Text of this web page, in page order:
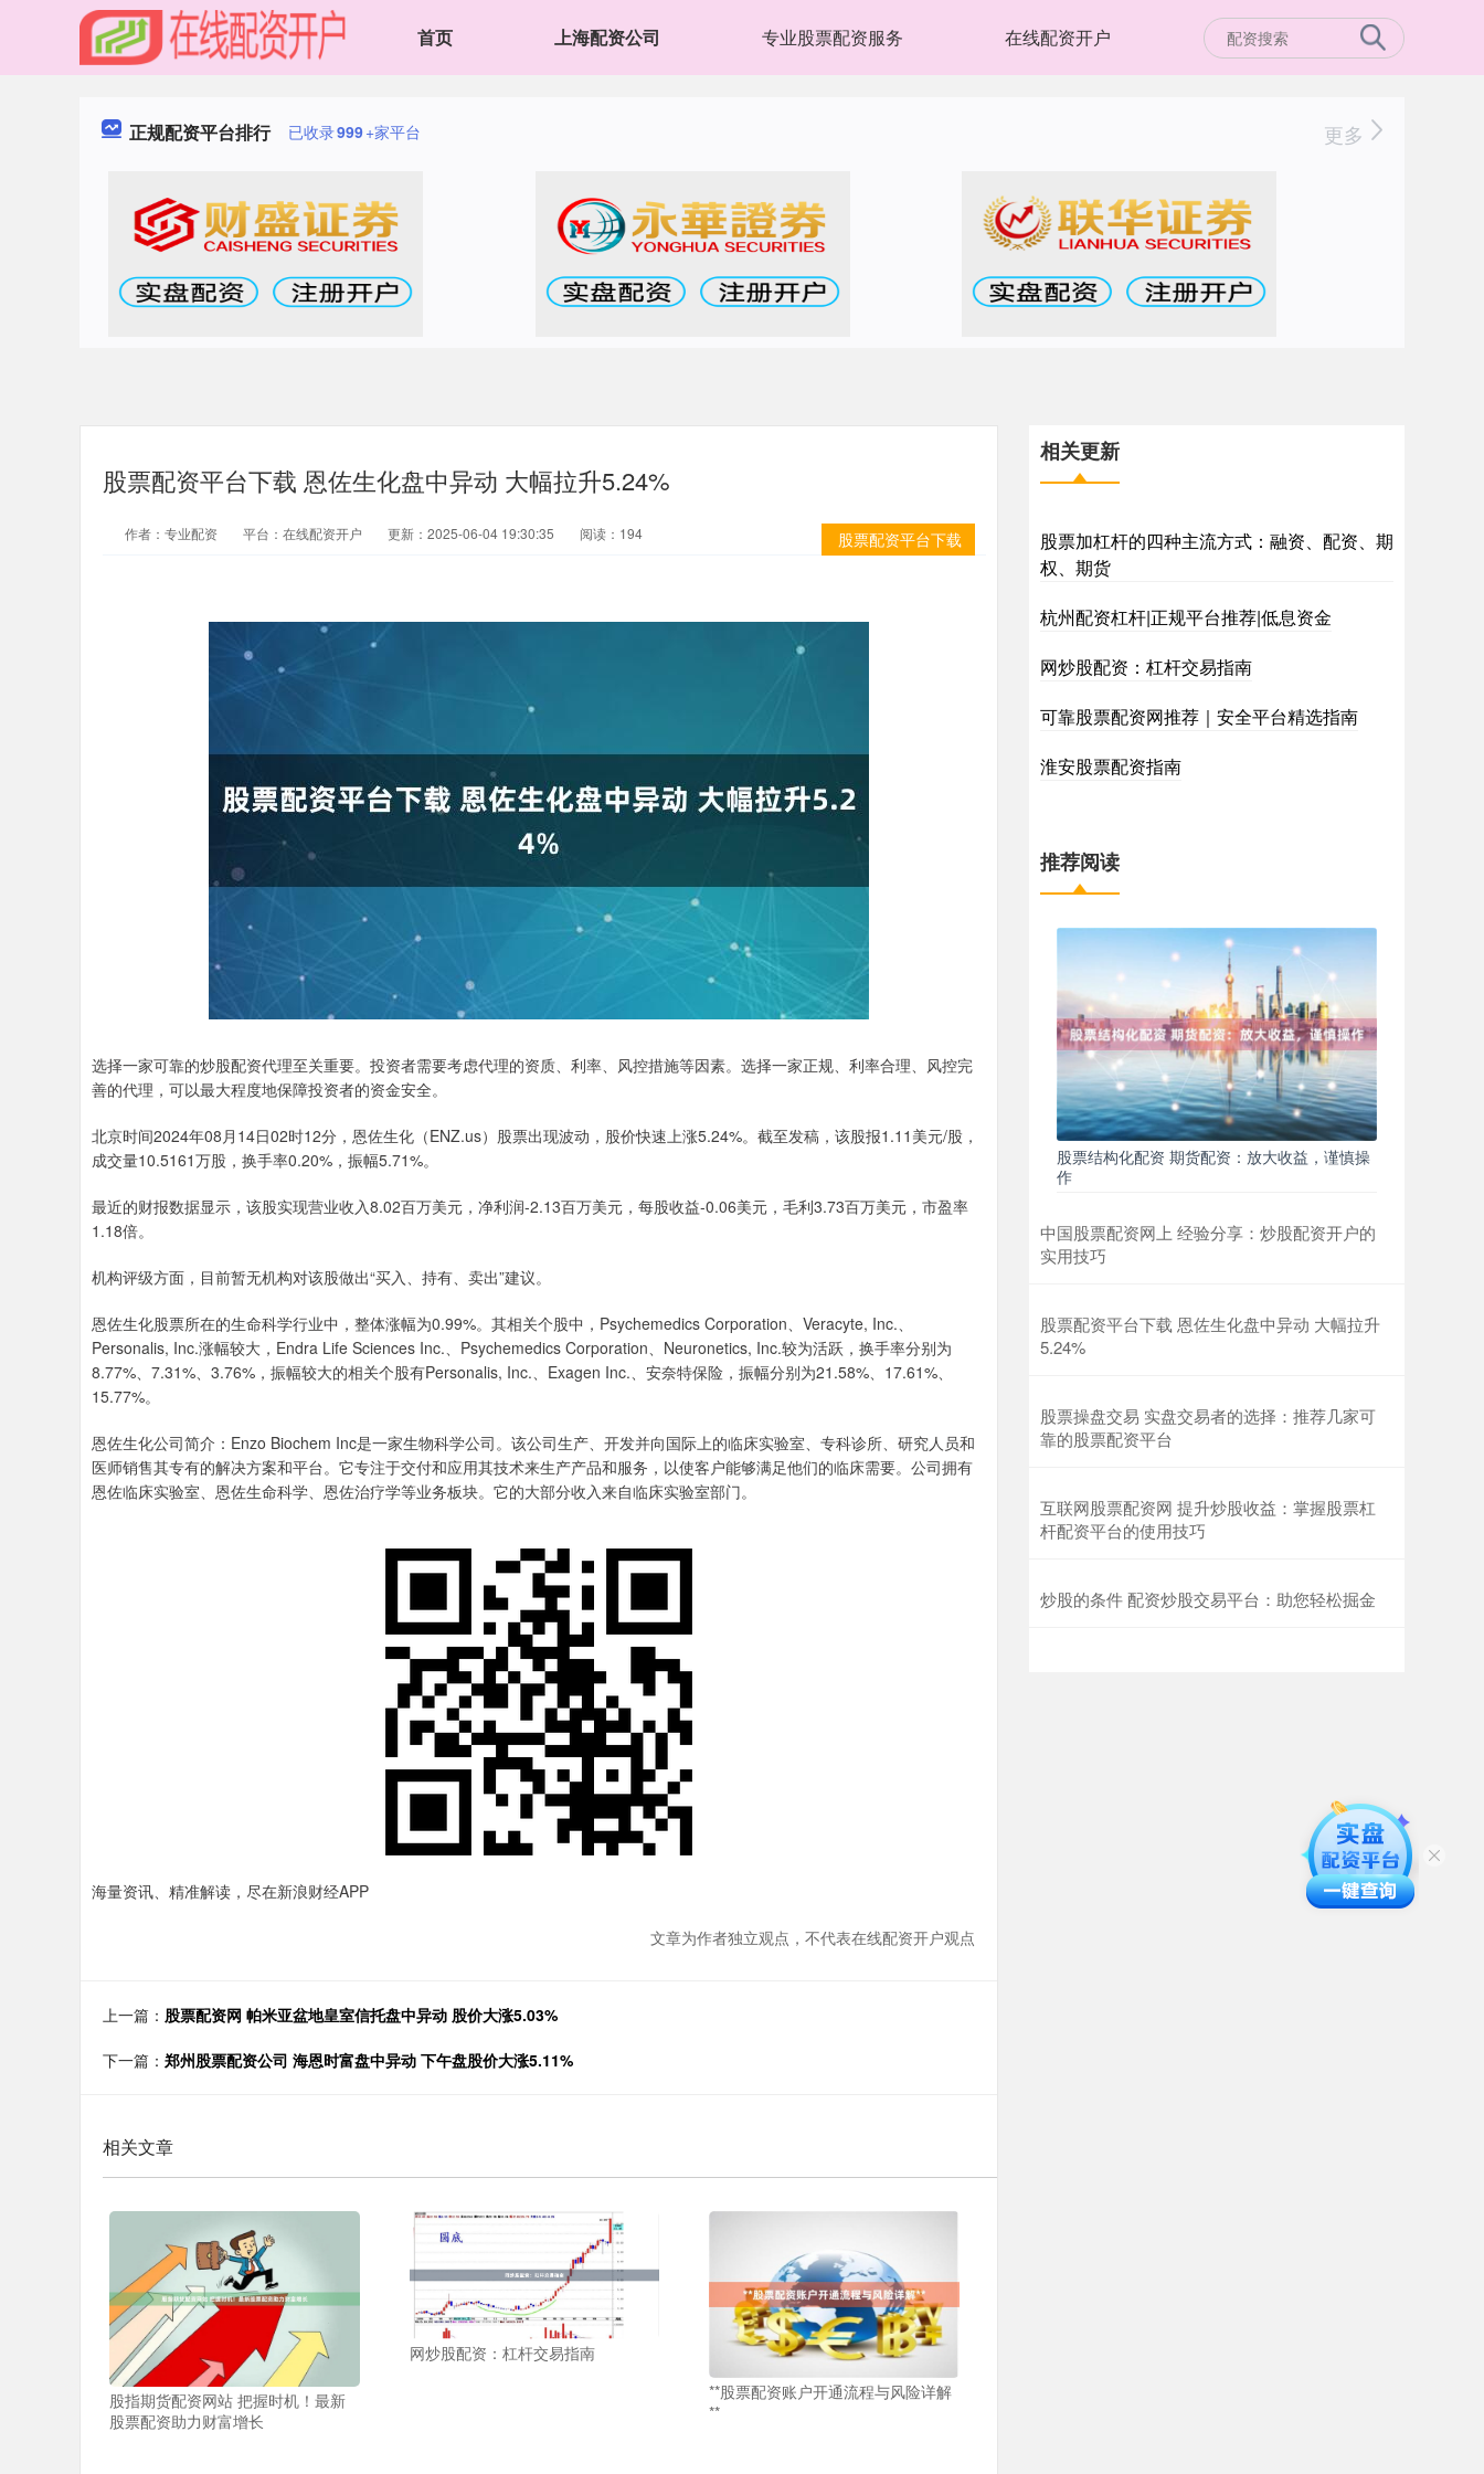
首页 上海配资公司 专业股票配资服务 在线配资开户
正规配资平台排行 已收录999+家平台 更多
股票配资平台下载 恩佐生化盘中异动 大幅拉升5.24%
股票配资平台下载
作者：专业配资 平台：在线配资开户 更新：2025-06-04 19:30:35 阅读：194
选择一家可靠的炒股配资代理至关重要。投资者需要考虑代理的资质、利率、风控措施等因素。选择一家正规、利率合理、风控完
善的代理，可以最大程度地保障投资者的资金安全。
北京时间2024年08月14日02时12分，恩佐生化（ENZ.us）股票出现波动，股价快速上涨5.24%。截至发稿，该股报1.11美元/股，
成交量10.5161万股，换手率0.20%，振幅5.71%。
最近的财报数据显示，该股实现营业收入8.02百万美元，净利润-2.13百万美元，每股收益-0.06美元，毛利3.73百万美元，市盈率
1.18倍。
机构评级方面，目前暂无机构对该股做出“买入、持有、卖出”建议。
恩佐生化股票所在的生命科学行业中，整体涨幅为0.99%。其相关个股中，Psychemedics Corporation、Veracyte, Inc.、
Personalis, Inc.涨幅较大，Endra Life Sciences Inc.、Psychemedics Corporation、Neuronetics, Inc.较为活跃，换手率分别为
8.77%、7.31%、3.76%，振幅较大的相关个股有Personalis, Inc.、Exagen Inc.、安奈特保险，振幅分别为21.58%、17.61%、
15.77%。
恩佐生化公司简介：Enzo Biochem Inc是一家生物科学公司。该公司生产、开发并向国际上的临床实验室、专科诊所、研究人员和
医师销售其专有的解决方案和平台。它专注于交付和应用其技术来生产产品和服务，以使客户能够满足他们的临床需要。公司拥有
恩佐临床实验室、恩佐生命科学、恩佐治疗学等业务板块。它的大部分收入来自临床实验室部门。
海量资讯、精准解读，尽在新浪财经APP
文章为作者独立观点，不代表在线配资开户观点
上一篇： 股票配资网 帕米亚盆地皇室信托盘中异动 股价大涨5.03%
下一篇： 郑州股票配资公司 海恩时富盘中异动 下午盘股价大涨5.11%
相关文章
股指期货配资网站 把握时机！最新
股票配资助力财富增长
网炒股配资：杠杆交易指南
**股票配资账户开通流程与风险详解
**
相关更新
股票加杠杆的四种主流方式：融资、配资、期
权、期货
杭州配资杠杆|正规平台推荐|低息资金
网炒股配资：杠杆交易指南
可靠股票配资网推荐｜安全平台精选指南
淮安股票配资指南
推荐阅读
股票结构化配资 期货配资：放大收益，谨慎操
作
中国股票配资网上 经验分享：炒股配资开户的
实用技巧
股票配资平台下载 恩佐生化盘中异动 大幅拉升
5.24%
股票操盘交易 实盘交易者的选择：推荐几家可
靠的股票配资平台
互联网股票配资网 提升炒股收益：掌握股票杠
杆配资平台的使用技巧
炒股的条件 配资炒股交易平台：助您轻松掘金